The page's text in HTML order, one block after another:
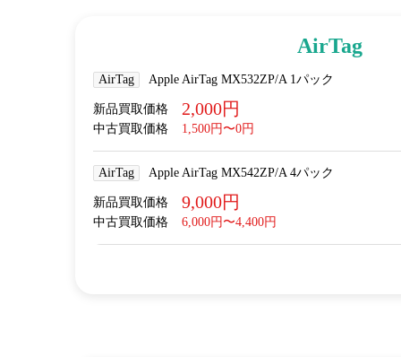
AirTag
AirTag Apple AirTag MX532ZP/A 1パック
新品買取価格 2,000円
中古買取価格 1,500円〜0円
AirTag Apple AirTag MX542ZP/A 4パック
新品買取価格 9,000円
中古買取価格 6,000円〜4,400円